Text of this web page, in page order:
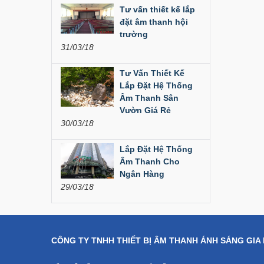
Liên hệ
Dàn âm thanh hội
200,000,000 đ
Bàn Mixer
Allen&Heath...
Bàn Mixer
Allen&Heath...
Tư vấn thiết kế lắp
đặt âm thanh hội
trường
31/03/18
Tư Vấn Thiết Kế
Lắp Đặt Hệ Thống
Âm Thanh Sân
Vườn Giá Rẻ
30/03/18
Lắp Đặt Hệ Thống
Âm Thanh Cho
Ngân Hàng
29/03/18
CÔNG TY TNHH THIẾT BỊ ÂM THANH ÁNH SÁNG GIA